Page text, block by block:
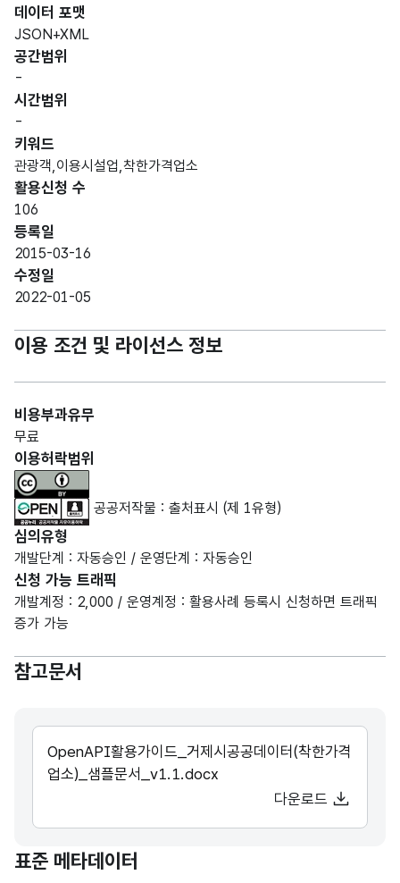
데이터 포맷
JSON+XML
공간범위
-
시간범위
-
키워드
관광객,이용시설업,착한가격업소
활용신청 수
106
등록일
2015-03-16
수정일
2022-01-05
이용 조건 및 라이선스 정보
비용부과유무
무료
이용허락범위
공공저작물 : 출처표시 (제 1유형)
심의유형
개발단계 : 자동승인 / 운영단계 : 자동승인
신청 가능 트래픽
개발계정 : 2,000 / 운영계정 : 활용사례 등록시 신청하면 트래픽
증가 가능
참고문서
OpenAPI활용가이드_거제시공공데이터(착한가격
업소)_샘플문서_v1.1.docx
다운로드
표준 메타데이터